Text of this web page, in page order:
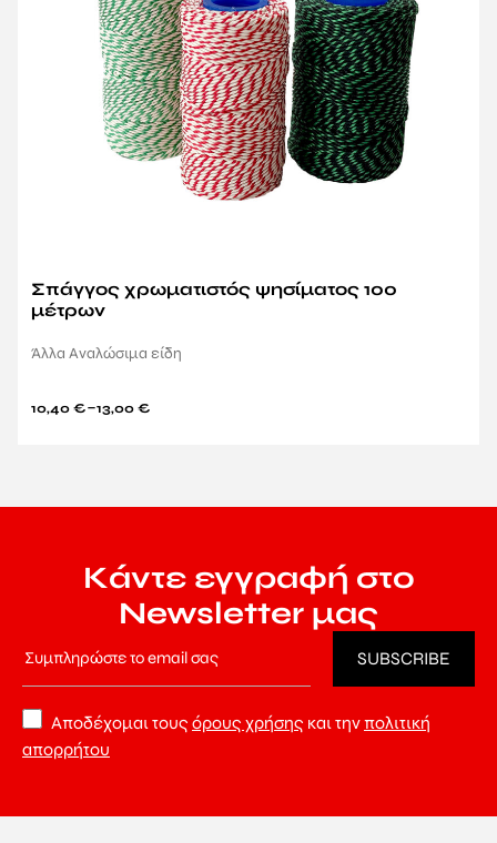
Σπάγγος χρωματιστός ψησίματος 100
μέτρων
Άλλα Αναλώσιμα είδη
10,40 €–13,00 €
Αποδέχομαι τους όρους χρήσης και τηνπολιτική
απορρήτου
Κάντε εγγραφή στο
Newsletter μας